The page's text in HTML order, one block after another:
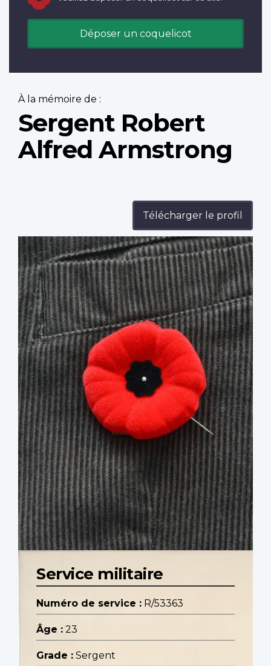
Déposer un coquelicot
À la mémoire de :
Sergent Robert
Alfred Armstrong
Télécharger le profil
Profile
image
Service militaire
Numéro de service : R/53363
Âge : 23
Grade : Sergent